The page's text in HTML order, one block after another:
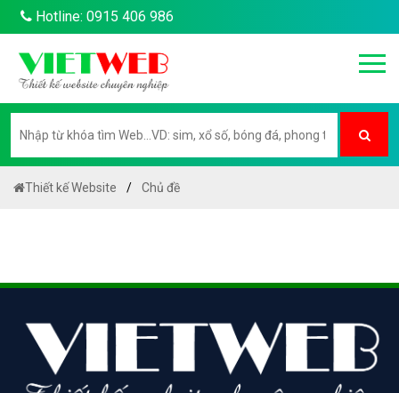
Hotline: 0915 406 986
Thiết kế Website Chủ đề